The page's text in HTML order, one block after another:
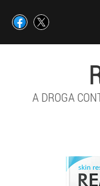
A DROGA